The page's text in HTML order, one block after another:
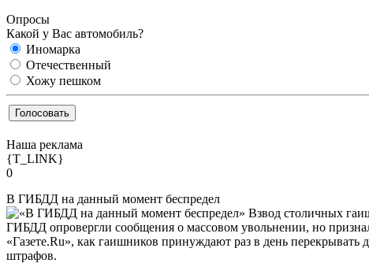
Опросы
Какой у Вас автомобиль?
Иномарка
Отечественный
Хожу пешком
Наша реклама
{T_LINK}
0
В ГИБДД на данный момент беспредел
Взвод столичных
ГИБДД опровергли сообщения о массовом увольнении, но
«Газете.Ru», как гаишников принуждают раз в день
штрафов.